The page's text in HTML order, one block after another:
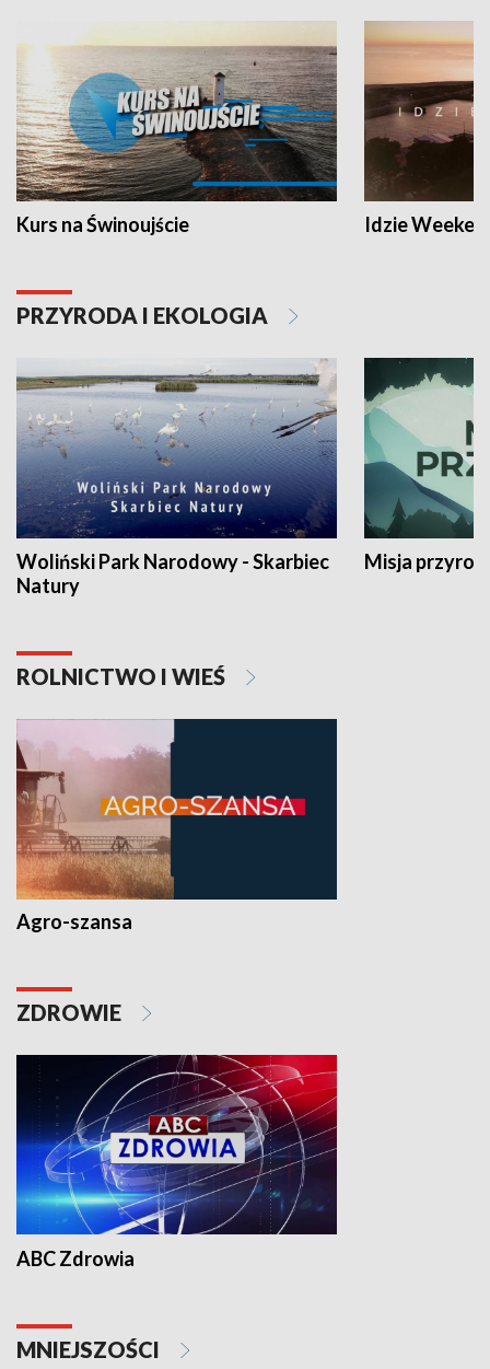
Kurs na Świnoujście Idzie
PRZYRODA I EKOLOGIA
Woliński Park Narodowy - Skarbiec
Natury
Misja
ROLNICTWO I WIEŚ
Agro-szansa
ZDROWIE
ABC Zdrowia
MNIEJSZOŚCI